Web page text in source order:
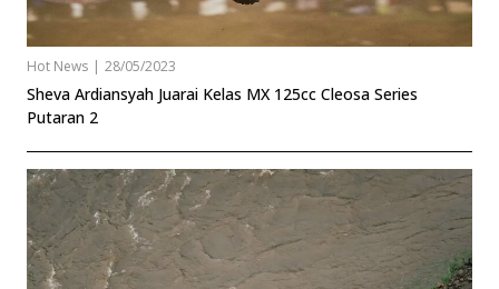
Hot News | 28/05/2023
Sheva Ardiansyah Juarai Kelas MX 125cc Cleosa Series
Putaran 2